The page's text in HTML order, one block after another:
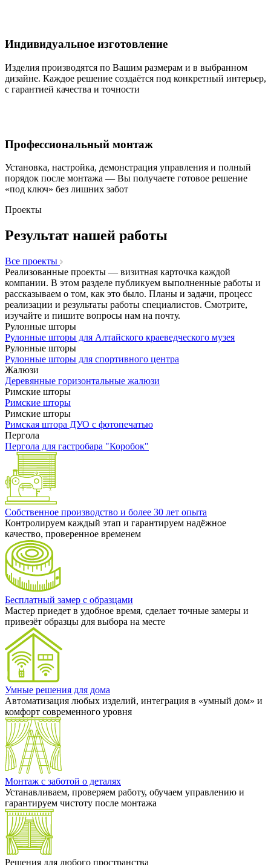
Индивидуальное изготовление
Изделия производятся по Вашим размерам и в выбранном
дизайне. Каждое решение создаётся под конкретный интерьер,
с гарантией качества и точности
Профессиональный монтаж
Установка, настройка, демонстрация управления и полный
порядок после монтажа — Вы получаете готовое решение
«под ключ» без лишних забот
Проекты
Результат нашей работы
Все проекты
Реализованные проекты — визитная карточка каждой
компании. В этом разделе публикуем выполненные работы и
рассказываем о том, как это было. Планы и задачи, процесс
реализации и результаты работы специалистов. Смотрите,
изучайте и пишите вопросы нам на почту.
Рулонные шторы
Рулонные шторы для Алтайского краеведческого музея
Рулонные шторы
Рулонные шторы для спортивного центра
Жалюзи
Деревянные горизонтальные жалюзи
Римские шторы
Римские шторы
Римские шторы
Римская штора ДУО с фотопечатью
Пергола
Пергола для гастробара "Коробок"
Собственное производство и более 30 лет опыта
Контролируем каждый этап и гарантируем надёжное
качество, проверенное временем
Бесплатный замер с образцами
Мастер приедет в удобное время, сделает точные замеры и
привезёт образцы для выбора на месте
Умные решения для дома
Автоматизация любых изделий, интеграция в «умный дом» и
комфорт современного уровня
Монтаж с заботой о деталях
Устанавливаем, проверяем работу, обучаем управлению и
гарантируем чистоту после монтажа
Решения для любого пространства